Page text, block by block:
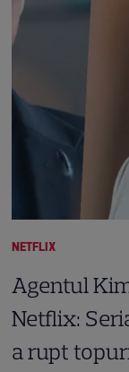
NETFLIX
Agentul
Netflix:
a rupt